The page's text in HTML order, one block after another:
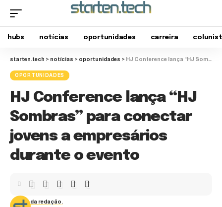
hubs notícias oportunidades carreira
starten.tech > notícias > oportunidades > HJ Conference lança “HJ Sombras” para conectar jovens a empresários durante o evento
OPORTUNIDADES
HJ Conference lança “HJ
Sombras” para conectar
jovens a empresários
durante o evento
da redação.